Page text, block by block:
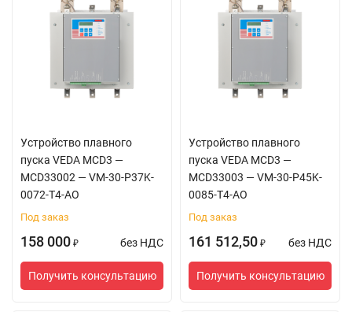
Устройство плавного
пуска VEDA MCD3 —
MCD33002 — VM-30-P37K-
0072-T4-AO
Под заказ
158 000 ₽ без НДС
Получить консультацию
Устройство плавного
пуска VEDA MCD3 —
MCD33003 — VM-30-P45K-
0085-T4-AO
Под заказ
161 512,50 ₽ без НДС
Получить консультацию